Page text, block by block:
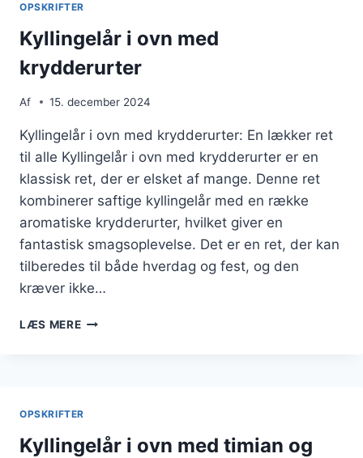
OPSKRIFTER
Kyllingelår i ovn med
krydderurter
Af 15. december 2024
Kyllingelår i ovn med krydderurter: En lækker ret
til alle Kyllingelår i ovn med krydderurter er en
klassisk ret, der er elsket af mange. Denne ret
kombinerer saftige kyllingelår med en række
aromatiske krydderurter, hvilket giver en
fantastisk smagsoplevelse. Det er en ret, der kan
tilberedes til både hverdag og fest, og den
kræver ikke…
LÆS MEREKYLLINGELÅR
OPSKRIFTER
Kyllingelår i ovn med timian og